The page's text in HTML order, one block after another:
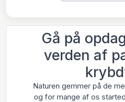
Gå på
verden af
Naturen gemmer på de
og for mange af os